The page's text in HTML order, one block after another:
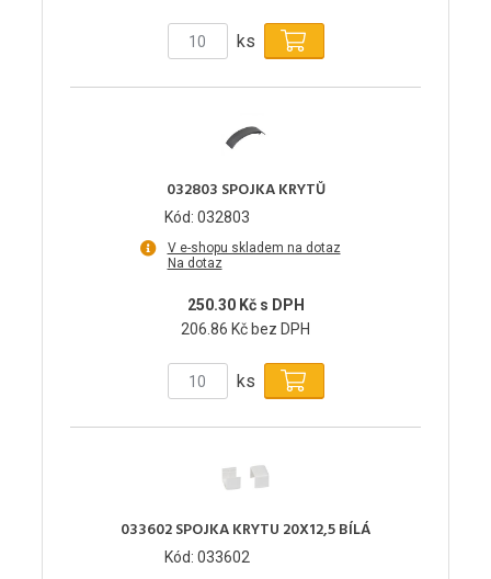
ks
032803 SPOJKA KRYTŮ
Kód: 032803
V e-shopu skladem na dotaz
Na dotaz
250.30 Kč s DPH
206.86 Kč bez DPH
ks
033602 SPOJKA KRYTU 20X12,5 BÍLÁ
Kód: 033602